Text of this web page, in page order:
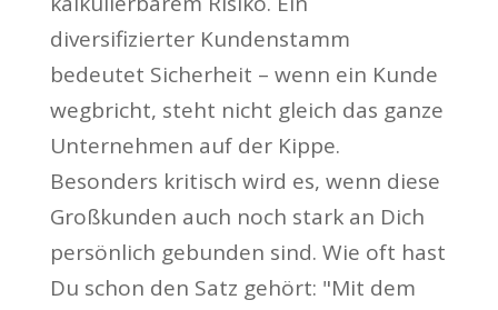
diversifizierter Kundenstamm
bedeutet Sicherheit – wenn ein Kunde
wegbricht, steht nicht gleich das ganze
Unternehmen auf der Kippe.
Besonders kritisch wird es, wenn diese
Großkunden auch noch stark an Dich
persönlich gebunden sind. Wie oft hast
Du schon den Satz gehört: "Mit dem